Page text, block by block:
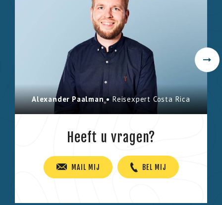
Alexander Paalman • Reisexpert Costa Rica
Heeft u vragen?
MAIL MIJ BEL MIJ